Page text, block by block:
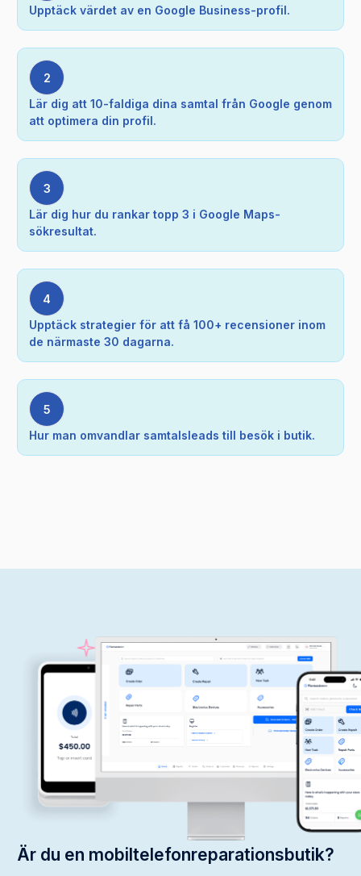
Upptäck värdet av en Google Business-profil.
2
Lär dig att 10-faldiga dina samtal från Google genom
att optimera din profil.
3
Lär dig hur du rankar topp 3 i Google Maps-
sökresultat.
4
Upptäck strategier för att få 100+ recensioner inom
de närmaste 30 dagarna.
5
Hur man omvandlar samtalsleads till besök i butik.
Är du en mobiltelefonreparationsbutik?